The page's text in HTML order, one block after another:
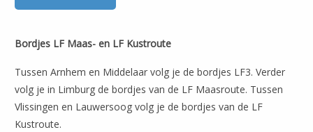
Bordjes LF Maas- en LF Kustroute
Tussen Arnhem en Middelaar volg je de bordjes LF3. Verder
volg je in Limburg de bordjes van de LF Maasroute. Tussen
Vlissingen en Lauwersoog volg je de bordjes van de LF
Kustroute.